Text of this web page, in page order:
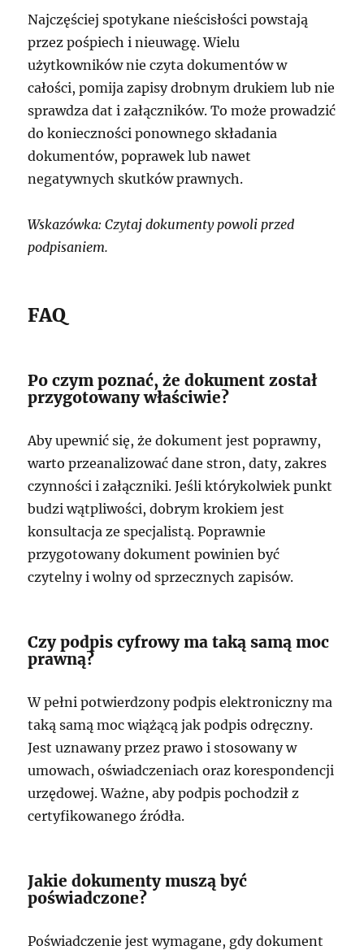
Najczęściej spotykane nieścisłości powstają
przez pośpiech i nieuwagę. Wielu
użytkowników nie czyta dokumentów w
całości, pomija zapisy drobnym drukiem lub nie
sprawdza dat i załączników. To może prowadzić
do konieczności ponownego składania
dokumentów, poprawek lub nawet
negatywnych skutków prawnych.
Wskazówka: Czytaj dokumenty powoli przed
podpisaniem.
FAQ
Po czym poznać, że dokument został
przygotowany właściwie?
Aby upewnić się, że dokument jest poprawny,
warto przeanalizować dane stron, daty, zakres
czynności i załączniki. Jeśli którykolwiek punkt
budzi wątpliwości, dobrym krokiem jest
konsultacja ze specjalistą. Poprawnie
przygotowany dokument powinien być
czytelny i wolny od sprzecznych zapisów.
Czy podpis cyfrowy ma taką samą moc
prawną?
W pełni potwierdzony podpis elektroniczny ma
taką samą moc wiążącą jak podpis odręczny.
Jest uznawany przez prawo i stosowany w
umowach, oświadczeniach oraz korespondencji
urzędowej. Ważne, aby podpis pochodził z
certyfikowanego źródła.
Jakie dokumenty muszą być
poświadczone?
Poświadczenie jest wymagane, gdy dokument